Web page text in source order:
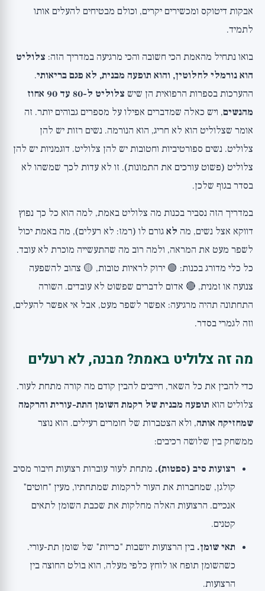
קרמים, קפאין ורטינול: למה האפקט קטן וזמני
(🟡)
רופא עור)
לפרק את תעשיית "ריפוי הצלוליט" (🔴 מה שלא
עובד)
אבקות דיטוקס ומכשירים יקרים, וכולם מבטיחים להעלים אותו
לתמיד.
בואו נתחיל מהאמת הכי חשובה והכי מרגיעה במדריך הזה: צלוליט
הוא נורמלי לחלוטין, והוא תופעה מבנית, לא פגם בריאותי.
ההערכות בספרות הרפואית הן שיש
צלוליט ל-80 עד 90 אחוז
מהנשים, ויש כאלה שמדברים אפילו על מספרים גבוהים יותר. זה
אומר שצלוליט הוא לא חריג, הוא הנורמה. נשים רזות יש להן
צלוליט. נשים ספורטיביות וחטובות יש להן צלוליט. דוגמניות יש להן
צלוליט (פשוט עורכים את התמונות). זו לא עדות לכך שמשהו לא
בסדר בגוף שלכן.
במדריך הזה נסביר בכנות מה צלוליט באמת, למה הוא כל כך נפוץ
דווקא אצל נשים, מה לאגורם לו (רמז: לא רעלים), מה באמת יכול
לשפר מעט את המראה, ולמה רוב מה שהתעשייה מוכרת לא עובד.
כל כלי מדורג בכנות: 🟢 ירוק לראיות טובות, 🟡 צהוב להשפעה
צנועה או זמנית, 🔴 אדום לדברים שפשוט לא עובדים. השורה
התחתונה תהיה מרגיעה: אפשר לשפר מעט, אבל אי אפשר להעלים,
וזה לגמרי בסדר.
מה זה צלוליט באמת? מבנה, לא רעלים
כדי להבין את כל השאר, חייבים להבין קודם מה קורה מתחת לעור.
צלוליט הוא תופעה מבנית של רקמת השומן התת-עורית והרקמה
שמחזיקה אותה, ולא הצטברות של חומרים רעילים. הוא נוצר
ממשחק בין שלושה רכיבים:
רצועות סיב (ספטות). מתחת לעור עוברות רצועות חיבור מסיב
קולגן, שמחברות את העור לרקמות שמתחתיו, מעין "חוטים"
אנכיים. הרצועות האלה מחלקות את שכבת השומן לתאים
קטנים.
תאי שומן. בין הרצועות יושבות "כריות" של שומן תת-עורי.
כשהשומן תופח או לוחץ כלפי מעלה, הוא בולט החוצה בין
הרצועות.